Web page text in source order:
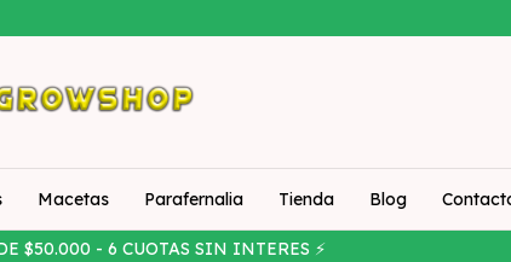
$50.000 - 6 CUOTAS SIN INTERES ⚡
Macetas Parafernalia Tienda Blog